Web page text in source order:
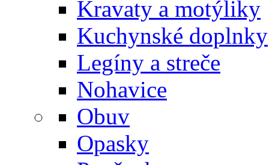
Kravaty a motýliky
Kuchynské doplnky
Legíny a streče
Nohavice
Obuv
Opasky